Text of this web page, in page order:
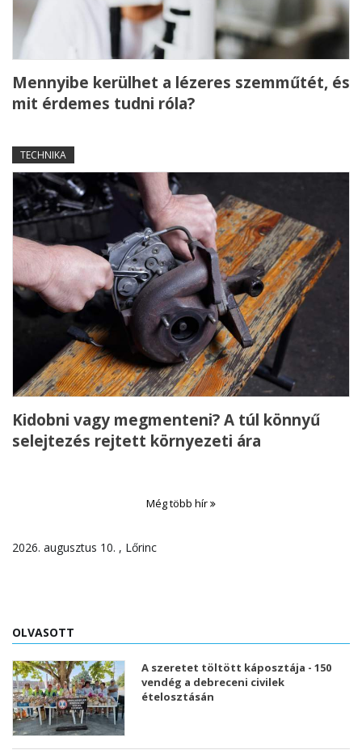
Mennyibe kerülhet a lézeres szemműtét, és
mit érdemes tudni róla?
TECHNIKA
Kidobni vagy megmenteni? A túl könnyű
selejtezés rejtett környezeti ára
Még több hír
2026. augusztus 10. , Lőrinc
OLVASOTT
A szeretet töltött káposztája - 150
vendég a debreceni civilek
ételosztásán